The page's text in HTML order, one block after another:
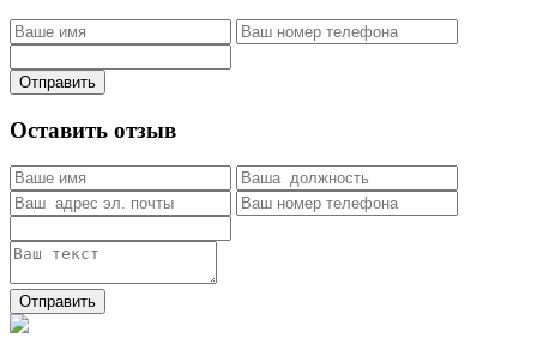
Отправить
Оставить отзыв
Отправить